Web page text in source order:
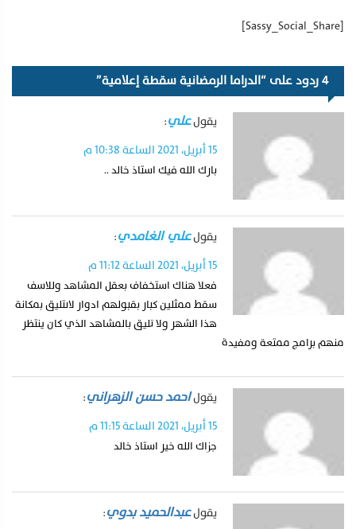
[Sassy_Social_Share]
4 ردود على “الدراما الرمضانية سقطة إعلامية”
يقولعلي:
15 أبريل، 2021 الساعة 10:38 م
بارك الله فيك استاذ خالد ..
يقولعلي الغامدي:
15 أبريل، 2021 الساعة 11:12 م
فعلا هناك استخفاف بعقل المشاهد وللاسف
سقط ممثلين كبار بقبولهم ادوار لاىتليق بمكانة
هذا الشهر ولا تليق بالمشاهد الذي كان ينتظر
منهم برامج ممتعة ومفيدة
يقولاحمد حسن الزهراني:
15 أبريل، 2021 الساعة 11:15 م
جزاك الله خير استاذ خالد
يقولعبدالحميد بدوي: